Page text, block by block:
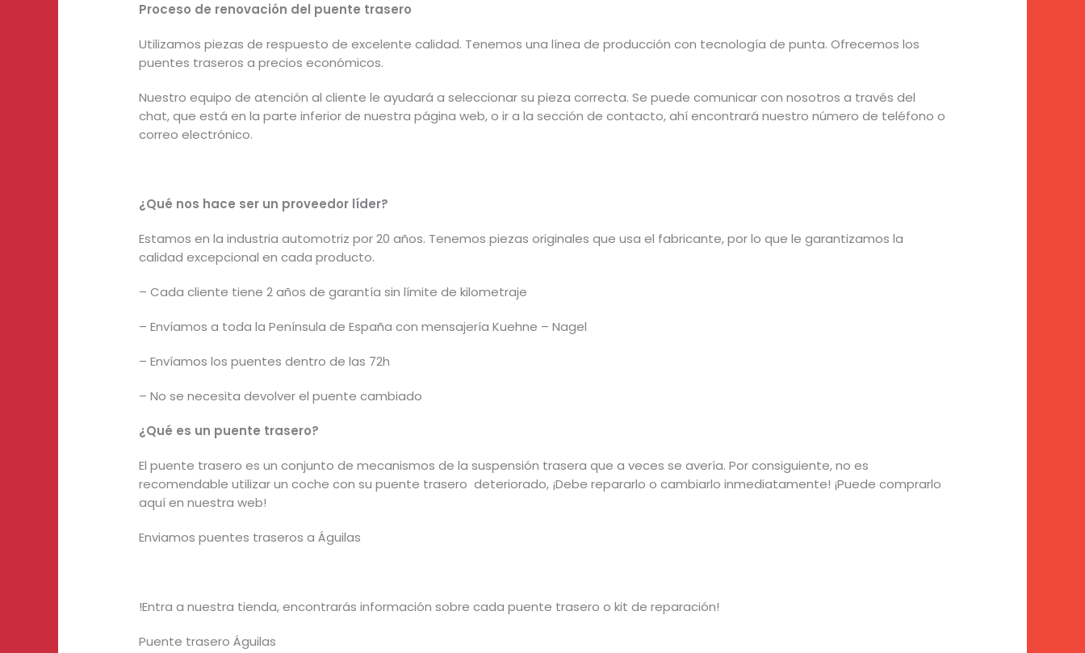
Proceso de renovación del puente trasero
Utilizamos piezas de respuesto de excelente calidad. Tenemos una línea de producción con tecnología de punta. Ofrecemos los
puentes traseros a precios económicos.
Nuestro equipo de atención al cliente le ayudará a seleccionar su pieza correcta. Se puede comunicar con nosotros a través del
chat, que está en la parte inferior de nuestra página web, o ir a la sección de contacto, ahí encontrará nuestro número de teléfono o
correo electrónico.
¿Qué nos hace ser un proveedor líder?
Estamos en la industria automotriz por 20 años. Tenemos piezas originales que usa el fabricante, por lo que le garantizamos la
calidad excepcional en cada producto.
– Cada cliente tiene 2 años de garantía sin límite de kilometraje
– Envíamos a toda la Península de España con mensajería Kuehne – Nagel
– Envíamos los puentes dentro de las 72h
– No se necesita devolver el puente cambiado
¿Qué es un puente trasero?
El puente trasero es un conjunto de mecanismos de la suspensión trasera que a veces se avería. Por consiguiente, no es
recomendable utilizar un coche con su puente trasero deteriorado, ¡Debe repararlo o cambiarlo inmediatamente! ¡Puede comprarlo
aquí en nuestra web!
Enviamos puentes traseros a Águilas
!Entra a nuestra tienda, encontrarás información sobre cada puente trasero o kit de reparación!
Puente trasero Águilas